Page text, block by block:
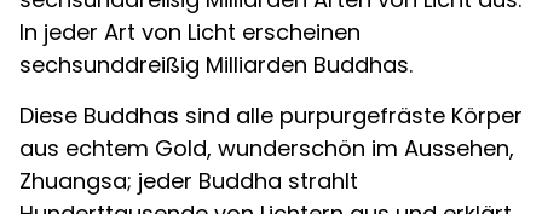
In jeder Art von Licht erscheinen
sechsunddreißig Milliarden Buddhas.
Diese Buddhas sind alle purpurgefräste Körper
aus echtem Gold, wunderschön im Aussehen,
Zhuangsa; jeder Buddha strahlt